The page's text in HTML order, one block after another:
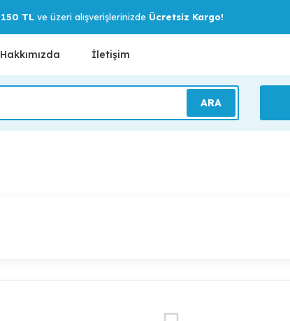
150 TLve üzeri alışverişlerinizde Ücretsiz Kargo!
Hakkımızda İletişim
ARA